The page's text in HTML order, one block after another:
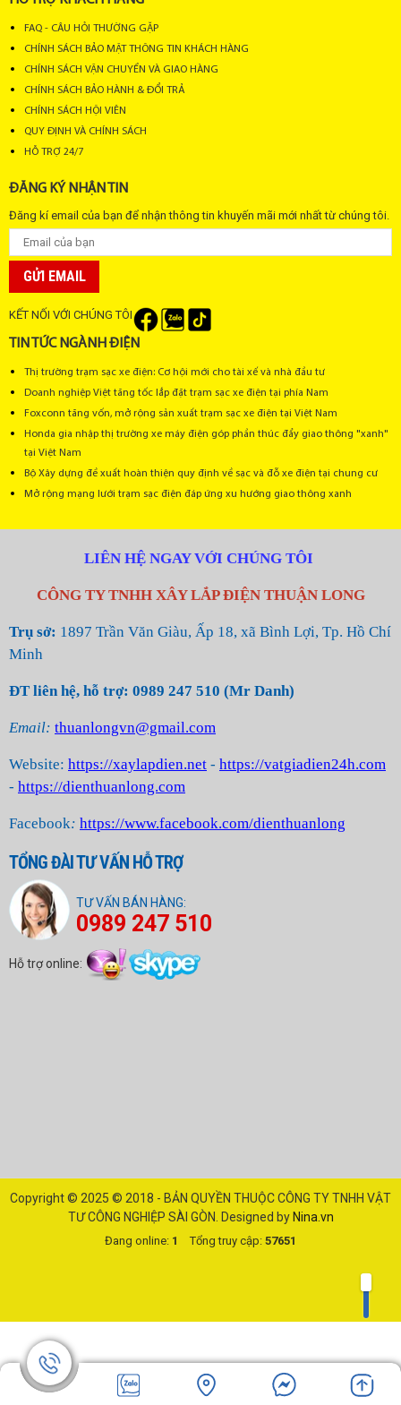
FAQ - CÂU HỎI THƯỜNG GẶP
CHÍNH SÁCH BẢO MẬT THÔNG TIN KHÁCH HÀNG
CHÍNH SÁCH VẬN CHUYỂN VÀ GIAO HÀNG
CHÍNH SÁCH BẢO HÀNH & ĐỔI TRẢ
CHÍNH SÁCH HỘI VIÊN
QUY ĐỊNH VÀ CHÍNH SÁCH
HỖ TRỢ 24/7
ĐĂNG KÝ NHẬN TIN
Đăng kí email của bạn để nhận thông tin khuyến mãi mới nhất từ chúng tôi.
GỬI EMAIL
KẾT NỐI VỚI CHÚNG TÔI
TIN TỨC NGÀNH ĐIỆN
Thị trường trạm sạc xe điện: Cơ hội mới cho tài xế và nhà đầu tư
Doanh nghiệp Việt tăng tốc lắp đặt trạm sạc xe điện tại phía Nam
Foxconn tăng vốn, mở rộng sản xuất trạm sạc xe điện tại Việt Nam
Honda gia nhập thị trường xe máy điện góp phần thúc đẩy giao thông "xanh"
tại Việt Nam
Bộ Xây dựng đề xuất hoàn thiện quy định về sạc và đỗ xe điện tại chung cư
Mở rộng mạng lưới trạm sạc điện đáp ứng xu hướng giao thông xanh
LIÊN HỆ NGAY VỚI CHÚNG TÔI
CÔNG TY TNHH XÂY LẮP ĐIỆN THUẬN LONG
Trụ sở: 1897 Trần Văn Giàu, Ấp 18, xã Bình Lợi, Tp. Hồ Chí
Minh
ĐT liên hệ, hỗ trợ: 0989 247 510 (Mr Danh)
Email: thuanlongvn@gmail.com
Website: https://xaylapdien.net - https://vatgiadien24h.com
- https://dienthuanlong.com
Facebook: https://www.facebook.com/dienthuanlong
TỔNG ĐÀI TƯ VẤN HỖ TRỢ
TƯ VẤN BÁN HÀNG:
0989 247 510
Hỗ trợ online:
Copyright © 2025 © 2018 - BẢN QUYỀN THUỘC CÔNG TY TNHH VẬT
TƯ CÔNG NGHIỆP SÀI GÒN . Designed by Nina.vn
Đang online: 1 Tổng truy cập: 57651